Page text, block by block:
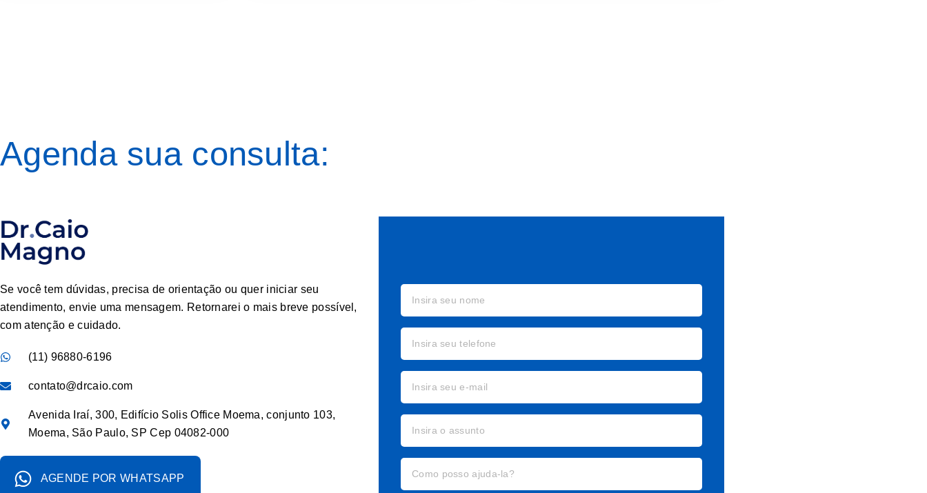
Agenda sua consulta:
Se você tem dúvidas, precisa de orientação ou quer iniciar seu
atendimento, envie uma mensagem. Retornarei o mais breve possível,
com atenção e cuidado.
(11) 96880-6196
contato@drcaio.com
Avenida Iraí, 300, Edifício Solis Office Moema, conjunto 103,
Moema, São Paulo, SP Cep 04082-000
AGENDE POR WHATSAPP